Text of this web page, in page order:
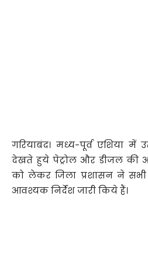
गरियाबंद। मध्य-पूर्व एशिया में
देखते हुये पेट्रोल और डीजल की
को लेकर जिला प्रशासन ने
आवश्यक निर्देश जारी किये हैं।